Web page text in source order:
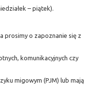
– piątek).
prosimy o zapoznanie się z
komunikacyjnych czy
migowym (PJM) lub mają